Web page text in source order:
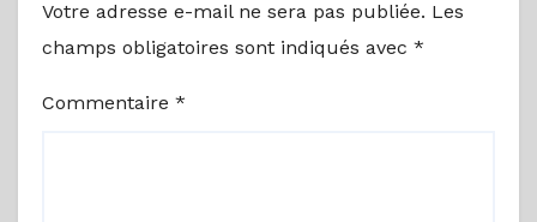
Votre adresse e-mail ne sera pas publiée. Les
champs obligatoires sont indiqués avec *
Commentaire *